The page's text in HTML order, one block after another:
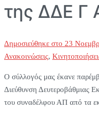
της ΔΔΕ Γ
Δημοσιεύθηκε στο 23
Ανακοινώσεις,
Ο σύλλογός μας έκανε
Διεύθυνση Δευτεροβάθμιας
του συναδέλφου ΑΠ από τα